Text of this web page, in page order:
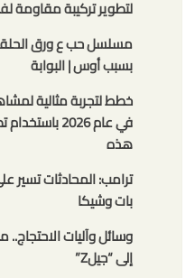
لتطوير تركيبة مقاومة
بسبب أوس | البوابة
خطط لتجربة مثالية
في عام 2026
هذه
ترامب: المحادثات
بات وشيكا
وسائل وآليات
إلى “جيلZ”